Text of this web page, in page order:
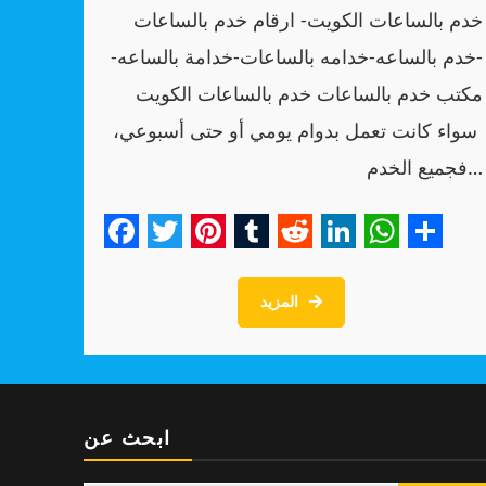
خدم بالساعات الكويت- ارقام خدم بالساعات
-خدم بالساعه-خدامه بالساعات-خدامة بالساعه-
مكتب خدم بالساعات خدم بالساعات الكويت
سواء كانت تعمل بدوام يومي أو حتى أسبوعي،
فجميع الخدم…
Facebook
TwitterPinterest
Tumblr
RedditLinkedIn
المزيد
ابحث عن